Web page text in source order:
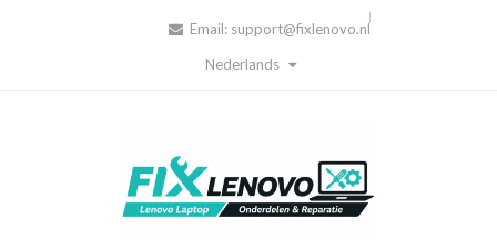
Email: support@fixlenovo.nl
Nederlands